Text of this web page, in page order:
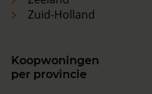
Zuid-Holland
Koopwoningen
per provincie